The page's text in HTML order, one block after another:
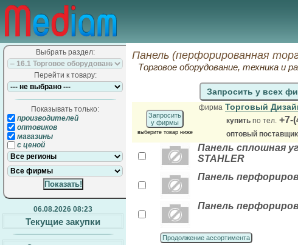
Выбрать раздел:
Перейти к товару:
Показывать только:
производителей
оптовиков
магазины
с ценой
06.08.2026 08:23
Текущие закупки
Панель (перфорированная
Торговое оборудование, техника и
Запросить у всех
Запросить
у фирмы
выберите товар ниже
фирма Торговый
купить по тел. +7-
оптовый поставщик
Панель сплошная
STAHLER
Панель
Панель
Продолжение ассортимента